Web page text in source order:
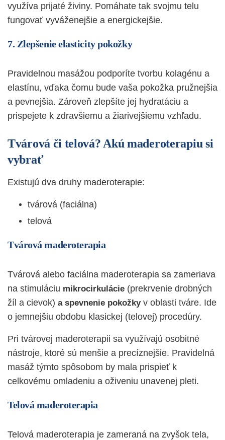
využíva prijaté živiny. Pomáhate tak svojmu telu
fungovať vyváženejšie a energickejšie.
7. Zlepšenie elasticity pokožky
Pravidelnou masážou podporíte tvorbu kolagénu a
elastínu, vďaka čomu bude vaša pokožka pružnejšia
a pevnejšia. Zároveň zlepšíte jej hydratáciu a
prispejete k zdravšiemu a žiarivejšiemu vzhľadu.
Tvárová či telová? Akú maderoterapiu si
vybrať
Existujú dva druhy maderoterapie:
tvárová (faciálna)
telová
Tvárová maderoterapia
Tvárová alebo faciálna maderoterapia sa zameriava
na stimuláciu mikrocirkulácie (prekrvenie drobných
žíl a cievok) a spevnenie pokožkyv oblasti tváre. Ide
o jemnejšiu obdobu klasickej (telovej) procedúry.
Pri tvárovej maderoterapii sa využívajú osobitné
nástroje, ktoré sú menšie a precíznejšie. Pravidelná
masáž týmto spôsobom by mala prispieť k
celkovému omladeniu a oživeniu unavenej pleti.
Telová maderoterapia
Telová maderoterapia je zameraná na zvyšok tela,